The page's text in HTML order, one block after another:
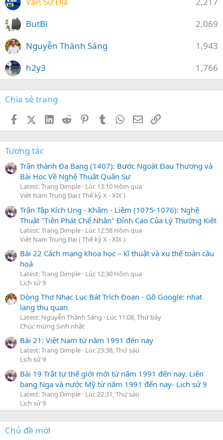
2,069
ButBi
1,943
Nguyễn Thành Sáng
1,766
h2y3
Chia sẻ trang
FacebookX (Twitter)
LinkedIn
Reddit PinterestTumblr WhatsApp
EmailLink
Tương tác
Trận thành Đa Bang (1407): Bước Ngoặt Đau Thương và
Bài Học Về Nghệ Thuật Quân Sự
Latest: Trang Dimple Lúc 13:10 Hôm qua
Việt Nam Trung Đại ( Thế kỷ X - XIX )
Trận Tập Kích Ung - Khâm - Liêm (1075-1076): Nghệ
Thuật "Tiên Phát Chế Nhân" Đỉnh Cao Của Lý Thường Kiệt
Latest: Trang Dimple Lúc 12:58 Hôm qua
Việt Nam Trung Đại ( Thế kỷ X - XIX )
Bài 22 Cách mạng khoa học – kĩ thuật và xu thế toàn cầu
hoá
Latest: Trang Dimple Lúc 12:30 Hôm qua
Lịch sử 9
Dòng Thơ Nhạc Lục Bát Trích Đoạn - Gõ Google: nhat
lang thu quan
Latest: Nguyễn Thành Sáng
Lúc 11:08, Thứ bảy
Chúc mừng Sinh nhật
Bài 21: Việt Nam từ năm 1991 đến nay
Latest: Trang Dimple Lúc 23:38, Thứ sáu
Lịch sử 9
Bài 19 Trật tự thế giới mới từ năm 1991 đến nay. Liên
bang Nga và nước Mỹ từ năm 1991 đến nay- Lịch sử 9
Latest: Trang Dimple Lúc 22:31, Thứ sáu
Lịch sử 9
Chủ đề mới